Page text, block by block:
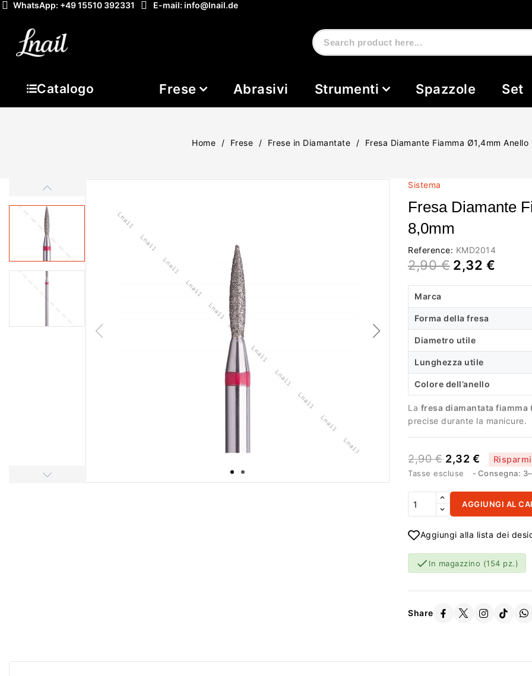
WhatsApp: +49 15510 392331 E-mail: info@lnail.de
Catalogo Frese Abrasivi Strumenti Spazzole Set
Home Frese Frese in Diamantate Fresa Diamante Fiamma Ø1,4mm
Sistema
Fresa Diamante
8,0mm
Reference: KMD2014
2,90 € 2,32 €
Marca
Forma della fresa
Diametro utile
Lunghezza utile
Colore dell’anello
La fresa diamantata fiamma
precise durante la manicure.
2,90 € 2,32 €
Tasse escluse Consegna:
AGGIUNGI AL
Aggiungi alla lista dei
 In magazzino (154 pz.)
Share